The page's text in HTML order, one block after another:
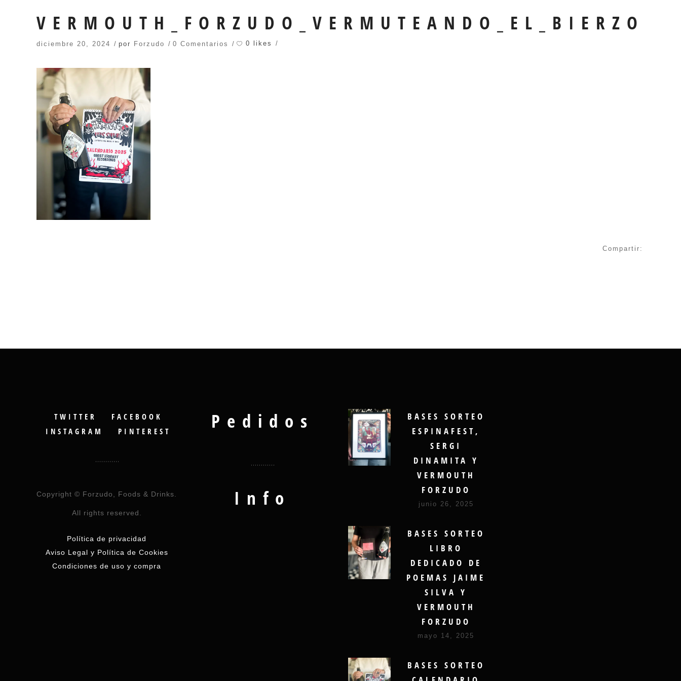
VERMOUTH_FORZUDO_VERMUTEANDO_EL_BIERZO
diciembre 20, 2024 por Forzudo 0 Comentarios 0 likes
Compartir:
TWITTER
FACEBOOK
INSTAGRAM
PINTEREST
Copyright © Forzudo, Foods & Drinks.
All rights reserved.
Política de privacidad
Aviso Legal y Política de Cookies
Condiciones de uso y compra
Pedidos
Info
BASES SORTEO
ESPINAFEST,
SERGI
DINAMITA Y
VERMOUTH
FORZUDO
junio 26, 2025
BASES SORTEO
LIBRO
DEDICADO DE
POEMAS JAIME
SILVA Y
VERMOUTH
FORZUDO
mayo 14, 2025
BASES SORTEO